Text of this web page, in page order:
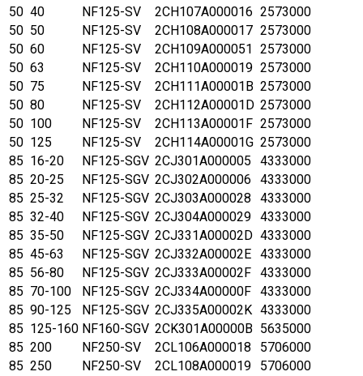
50 40 NF125-SV 2CH107A000016 2573000
50 50 NF125-SV 2CH108A000017 2573000
50 60 NF125-SV 2CH109A000051
2573000
50 63 NF125-SV 2CH110A000019 2573000
50 75 NF125-SV 2CH111A00001B 2573000
50 80 NF125-SV 2CH112A00001D 2573000
50 100 NF125-SV 2CH113A00001F 2573000
50 125 NF125-SV 2CH114A00001G 2573000
85 16-20 NF125-SGV 2CJ301A000005
4333000
85 20-25 NF125-SGV 2CJ302A000006
4333000
85 25-32 NF125-SGV 2CJ303A000028
4333000
85 32-40 NF125-SGV 2CJ304A000029 4333000
85 35-50 NF125-SGV 2CJ331A00002D 4333000
85 45-63 NF125-SGV 2CJ332A00002E 4333000
85 56-80 NF125-SGV 2CJ333A00002F 4333000
85 70-100 NF125-SGV 2CJ334A00000F 4333000
85 90-125 NF125-SGV 2CJ335A00002K 4333000
85 125-160 NF160-SGV 2CK301A00000B 5635000
85 200 NF250-SV 2CL106A000018
5706000
85 250 NF250-SV 2CL108A000019
5706000